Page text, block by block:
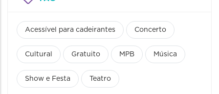
Acessível para cadeirantes Concerto
Cultural Gratuito MPB Música
Show e Festa Teatro